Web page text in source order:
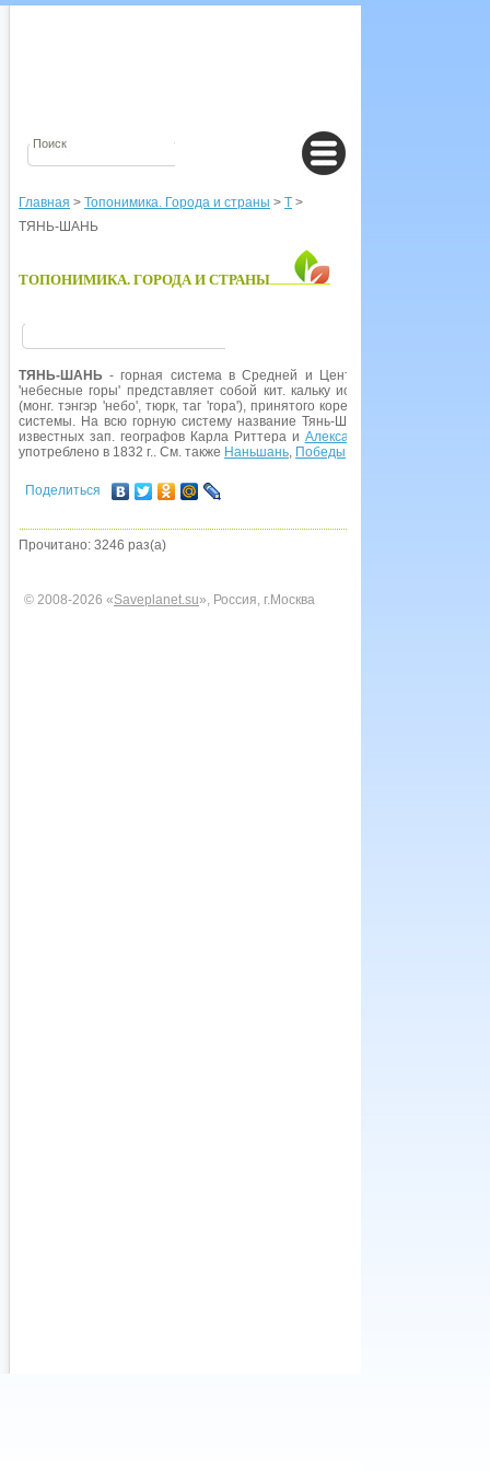
Главная > Топонимика. Города и страны > Т >
ТЯНЬ-ШАНЬ
ТОПОНИМИКА. ГОРОДА И СТРАНЫ
ТЯНЬ-ШАНЬ - горная система в Средней и Центр. Азии;
'небесные горы' представляет собой кит. кальку исконного монг.-тюрк,
(монг. тэнгэр 'небо', тюрк, таг 'гора'), принятого коренным населением
системы. На всю горную систему название Тянь-Шань было
известных зап. географов Карла Риттера и Александра
употреблено в 1832 г.. См. также Наньшань, Победы
Поделиться
Прочитано: 3246 раз(а)
© 2008-2026 «Saveplanet.su», Россия, г.Москва